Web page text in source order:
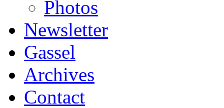
Photos
Newsletter
Gassel
Archives
Contact